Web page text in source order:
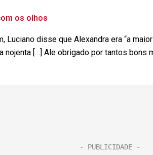
os olhos
Luciano disse que Alexandra era “a
nojenta […] Ale obrigado por tantos bons